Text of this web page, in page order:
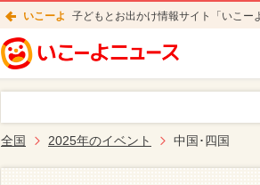
いこーよ 子どもとお出かけ情報サイト「いこー
全国 2025年のイベント 中国･四国